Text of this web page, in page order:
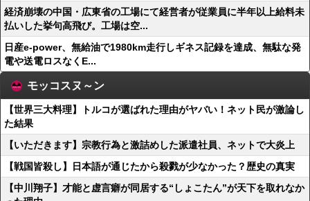
経済崩壊の中国・広東省の工場にて経営者が従業員に半年以上給料未
払いした挙句高飛び。工場は空...
日産e-power、無給油で1980km走行しギネス記録を達成、無駄な発
電や送電ロスなくE...
モッコスヌ～ン
【世界三大料理】トルコが選ばれた理由がヤバい！ネット民が激論し
た結果
【いただきます】宗教行為と激詰めした派遣社員、ネットで大炎上
【戦国皆殺し】日本語が通じたから殺戮が少なかった？歴史の真実
【中川翔子】才能と虚言癖が同居する“しょこたん”が天下を取れなか